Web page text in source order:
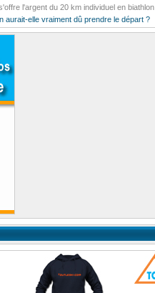
l'argent du 20 km individuel en biathlon
aurait-elle vraiment dû prendre le départ ?